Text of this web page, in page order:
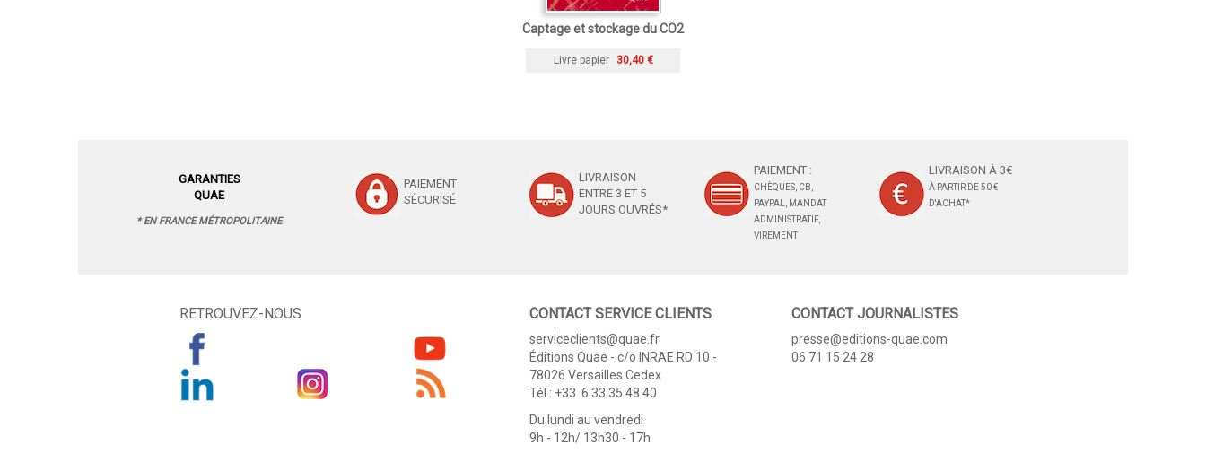
Captage et stockage du CO2
Livre papier 30,40 €
GARANTIES
QUAE
* EN FRANCE MÉTROPOLITAINE
PAIEMENT
SÉCURISÉ
LIVRAISON
ENTRE 3 ET 5
JOURS OUVRÉS*
PAIEMENT :
CHÈQUES, CB,
PAYPAL, MANDAT
ADMINISTRATIF,
VIREMENT
LIVRAISON À 3€
À PARTIR DE 50 €
D'ACHAT*
RETROUVEZ-NOUS CONTACT SERVICE CLIENTS
serviceclients@quae.fr
Éditions Quae - c/o INRAE RD 10 -
78026 Versailles Cedex
Tél : +33 6 33 35 48 40
Du lundi au vendredi
9h - 12h/ 13h30 - 17h
CONTACT JOURNALISTES
presse@editions-quae.com
06 71 15 24 28